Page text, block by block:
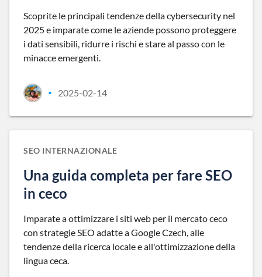
Scoprite le principali tendenze della cybersecurity nel
2025 e imparate come le aziende possono proteggere
i dati sensibili, ridurre i rischi e stare al passo con le
minacce emergenti.
• 2025-02-14
SEO INTERNAZIONALE
Una guida completa per fare SEO
in ceco
Imparate a ottimizzare i siti web per il mercato ceco
con strategie SEO adatte a Google Czech, alle
tendenze della ricerca locale e all'ottimizzazione della
lingua ceca.